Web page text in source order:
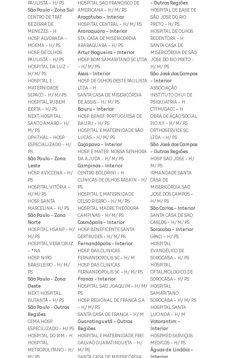
PAULISTA - H/ PS
São Paulo - Zona Sul
CENTRO DE TRAT.
BEZERRA DE
MENEZES - H
HOSP. ALVORADA -
MOEMA - H/ PS
HOSP. DE OLHOS
PAULISTA - H/ PS
HOSPITAL DA LUZ -
H/ M/ PS
HOSPITAL E
MATERNIDADE
SEPACO - H/ M/ PS
HOSPITAL RUBEM
BERTA - H/ PS
NEXT HOSPITAL
SANTO AMARO - H/
M/ PS
OPHTHAL - HOSP.
ESPECIALIZADO - H/
PS
São Paulo - Zona
Leste
HOSP. AVICCENA - H/
PS
HOSPITAL VITÓRIA -
H/ M/ PS
HOSP. SANTA
MARCELINA - H/ PS
São Paulo - Zona
Norte
HOSPITAL HSANP - H/
M/ PS
HOSPITAL VERA CRUZ
- *NA
HOSP. NIPO
BRASILEIRO - H/ M/
PS
São Paulo - Zona
Oeste
NEXT HOSPITAL
BUTANTÃ - H/ PS
São Paulo - Outras
Regiões
CEMA HOSP.
ESPECILIZADO - H/ PS
HOSPITAL DO RIM - H
HOSPITAL
METROPOLITANO - H/
HOSPITAL SAO FRANCISCO DE
AMERICANA - H/ M/ PS
Araçatuba - Interior
HOSPITAL CENTRAL - H/ M/ PS
Araraquara - Interior
STA. CASA DE MISERICORDIA
ARARAQUARA - H/ PS
Artur Nogueira - Interior
HOSP BOM SAMARITANO SC LTDA
- H/ M/ PS
Assis - Interior
HOSP. DE OLHOS OESTE PAULISTA
LTDA - H
SANTA CASA DE MISERICÓRDIA
DE ASSIS - H/ M/ PS
Bauru - Interior
HOSP. BENEF. PORTUGUESA DE
BAURU - H/ PS
HOSPITAL E MATERNIDADE SÃO
LUCAS - H/ M/ PS
Caçapava - Interior
HOSP. E MATER. NOSSA SENHORA
DA AJUDA - H/ M/ PS
Campinas - Interior
CENTRO BOLDRINI - H
CLÍNICAS DE OLHOS RASKIN - H/
PS
HOSPITAL E MATERNIDADE
CELSO PIERRO - H/ M/ PS
HOSPITAL MADRE THEODORA
CAMPINAS - H/ M/ PS
Cosmópolis - Interior
HOSP BENEFICENTE SANTA
GERTRUDES - H/ M/ PS
Fernandópolis - Interior
HOSP. DAS CLINICAS
FERNANDOPOLIS SC - H/ M
HOSP. DAS CLINICAS
FERNANDOPOLIS SC - H/ M/ PS
Franca - Interior
HOSPITAL SAO JOAQUIM - H/ M/
PS
HOSP. REGIONAL DE FRANCA S A
- H/ M/ PS
SANTA CASA DE FRANCA - H/ M
Guaratinguetá - Outras
Regiões
HOSPITAL E MATERNIDADE FREI
GALVAO GUARATINGUETA - H/
M/ PS
- Outras Regiões
HOSPITAL DE BASE DE
SÃO JOSE DO RIO
PRETO - H/ PS
HOSPITAL DE OLHOS
REDENTORA - H
SANTA CASA DE
MISERICÓRDIA DE SÃO
JOSE DO RIO PRETO -
H/ M/ PS
São José dos Campos
- Interior
ASSOCIAÇÃO
INSTITUTO CHUI DE
PSIQUIATRIA - H
CTFM/GACC - H
OBRA DE AÇÃO SOCIAL
PIO XII - H/ M/ PS
ORTHOSERVICE SC
LTDA - H/ PS
São José dos Campos
- Outras Regiões
HOSP. SAO JOSE - H/
M/ PS
IRMANDADE SANTA
CASA DE
MISERICÓRDIA SAO
JOSE DOS CAMPOS -
H/ M/ PS
São Carlos - Interior
SANTA CASA DE SAO
CARLOS - H/ M/ PS
Sorocaba - Interior
GPACI - H/ PS
HOSPITAL
EVANGÉLICO DE
SOROCABA - H/ PS
HOSPITAL
OFTALMOLOGICO DE
SOROCABA - H/ PS
HOSPITAL
SAMARITANO
SOROCABA - H/ M/ PS
HOSPITAL SANTA
LUCINDA - H/ M
Votorantim -
Interior
HOSPMED SERVIÇOS
MEDICOS - H/ PS
Águas de Lindóia -